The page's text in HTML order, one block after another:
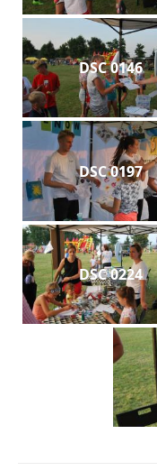
DSC 0146
DSC 0197
DSC 0224